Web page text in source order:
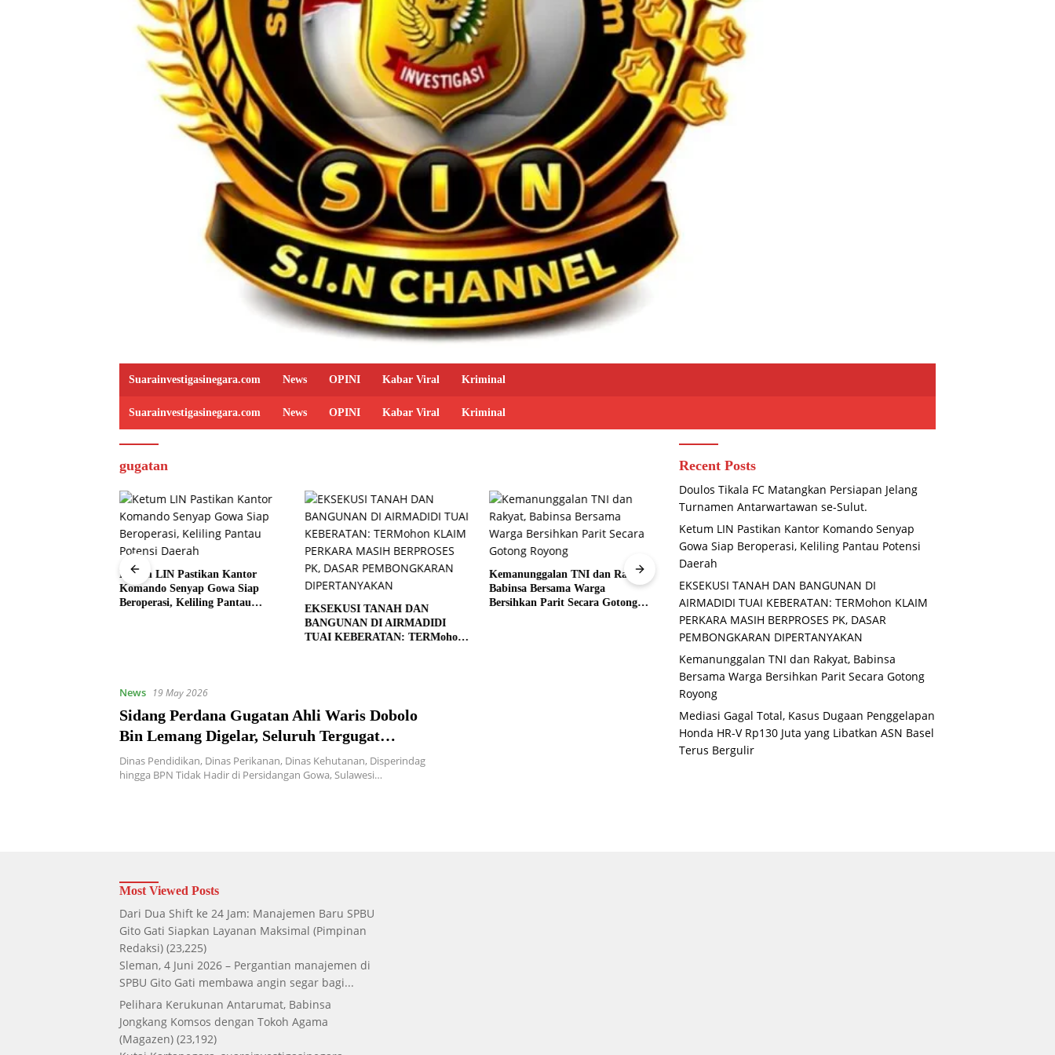
Suarainvestigasinegara.com News OPINI Kabar Viral Kriminal
Suarainvestigasinegara.com News OPINI Kabar Viral Kriminal
gugatan
Ketum LIN Pastikan Kantor
Komando Senyap Gowa Siap
Beroperasi, Keliling Pantau
EKSEKUSI TANAH DAN
BANGUNAN DI AIRMADIDI
TUAI KEBERATAN: TERMohon
Kemanunggalan TNI dan Rakyat,
Babinsa Bersama Warga
Bersihkan Parit Secara Gotong
Dugaan Penggelapan Honda HR-
V Rp130 Juta yang Libatkan ASN
Basel Terus Bergulir
Timur, PT Timah Kedepankan
Dialog dan Kondusifitas
News 19 May 2026
Sidang Perdana Gugatan Ahli Waris Dobolo
Bin Lemang Digelar, Seluruh Tergugat
Mangkir!
Dinas Pendidikan, Dinas Perikanan, Dinas Kehutanan, Disperindag
hingga BPN Tidak Hadir di Persidangan Gowa, Sulawesi…
Recent Posts
Doulos Tikala FC Matangkan Persiapan Jelang
Turnamen Antarwartawan se-Sulut.
Ketum LIN Pastikan Kantor Komando Senyap
Gowa Siap Beroperasi, Keliling Pantau Potensi
Daerah
EKSEKUSI TANAH DAN BANGUNAN DI
AIRMADIDI TUAI KEBERATAN: TERMohon KLAIM
PERKARA MASIH BERPROSES PK, DASAR
PEMBONGKARAN DIPERTANYAKAN
Kemanunggalan TNI dan Rakyat, Babinsa
Bersama Warga Bersihkan Parit Secara Gotong
Royong
Mediasi Gagal Total, Kasus Dugaan Penggelapan
Honda HR-V Rp130 Juta yang Libatkan ASN Basel
Terus Bergulir
Most Viewed Posts
Dari Dua Shift ke 24 Jam: Manajemen Baru SPBU
Gito Gati Siapkan Layanan Maksimal (Pimpinan
Redaksi) (23,225)
Sleman, 4 Juni 2026 – Pergantian manajemen di
SPBU Gito Gati membawa angin segar bagi...
Pelihara Kerukunan Antarumat, Babinsa
Jongkang Komsos dengan Tokoh Agama
(Magazen) (23,192)